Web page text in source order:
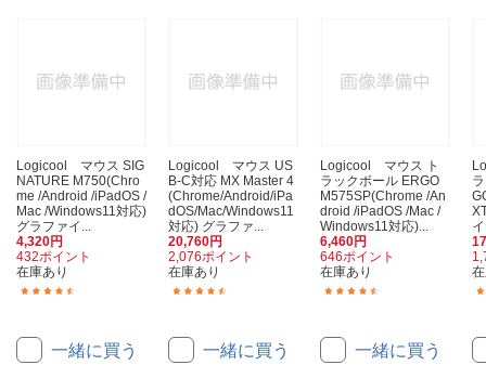
Logicool マウス SIG
NATURE M750(Chro
me /Android /iPadOS /
Mac /Windows11対応)
グラファイ...
4,320円
432ポイント
在庫あり
一緒に買う
Logicool マウス US
B-C対応 MX Master 4
(Chrome/Android/iPa
dOS/Mac/Windows11
対応) グラファ...
20,760円
2,076ポイント
在庫あり
一緒に買う
Logicool マウス ト
ラックボール ERGO
M575SP(Chrome /An
droid /iPadOS /Mac /
Windows11対応)...
6,460円
646ポイント
在庫あり
一緒に買う